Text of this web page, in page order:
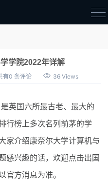
择
备
理
学院2022年详解
有0 条评论 36 Views
英国六所最古老、最大的
行榜上多次名列前茅的学
家介绍康奈尔大学计算机与
感兴趣的话，欢迎点击出国
官方消息为准。